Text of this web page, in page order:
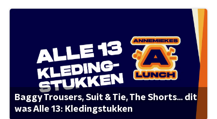
Baggy Trousers, Suit & Tie, The Shorts... dit
was Alle 13: Kledingstukken